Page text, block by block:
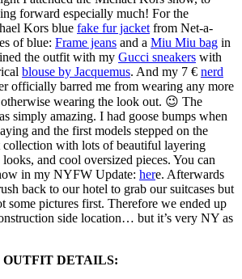
forward especially much! For the
Kors blue fake fur jacket from Net-a-
of blue: Frame jeans and a Miu Miu bag in
the outfit with my Gucci sneakers with
blouse by Jacquemus. And my 7 € nerd
officially barred me from wearing any more
otherwise wearing the look out. 😉 The
simply amazing. I had goose bumps when
and the first models stepped on the
collection with lots of beautiful layering
looks, and cool oversized pieces. You can
in my NYFW Update: here. Afterwards
back to our hotel to grab our suitcases but
some pictures first. Therefore we ended up
side location… but it’s very NY as
OUTFIT DETAILS: